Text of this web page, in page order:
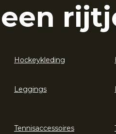
Hockeykleding
Leggings
Tennisaccessoires